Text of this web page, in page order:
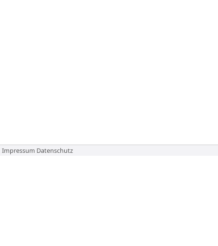
Impressum Datenschutz